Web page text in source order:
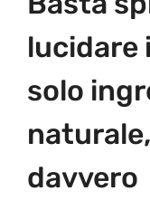
lucidare
solo
davvero